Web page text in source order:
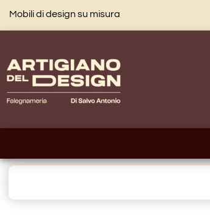
Mobili di design su misura